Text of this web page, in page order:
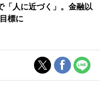
「人に近づく」。金融以
標に